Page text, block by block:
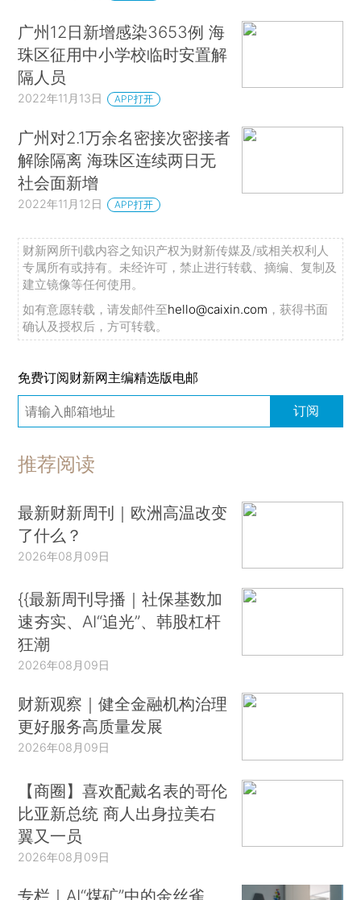
广州12日新增感染3653例 海
珠区征用中小学校临时安置解
隔人员
2022年11月13日 APP打开
广州对2.1万余名密接次密接者
解除隔离 海珠区连续两日无
社会面新增
2022年11月12日 APP打开
财新网所刊载内容之知识产权为财新传媒及/或相关权利人
专属所有或持有。未经许可，禁止进行转载、摘编、复制及
建立镜像等任何使用。
如有意愿转载，请发邮件至hello@caixin.com ，获得书面
确认及授权后，方可转载。
免费订阅财新网主编精选版电邮
订阅
推荐阅读
最新财新周刊｜欧洲高温改变
了什么？
2026年08月09日
{{最新周刊导播｜社保基数加
速夯实、AI“追光”、韩股杠杆
狂潮
2026年08月09日
财新观察｜健全金融机构治理
更好服务高质量发展
2026年08月09日
【商圈】喜欢配戴名表的哥伦
比亚新总统 商人出身拉美右
翼又一员
2026年08月09日
专栏｜AI“煤矿”中的金丝雀